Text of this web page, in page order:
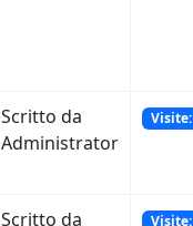
Scritto da
Administrator
Scritto da